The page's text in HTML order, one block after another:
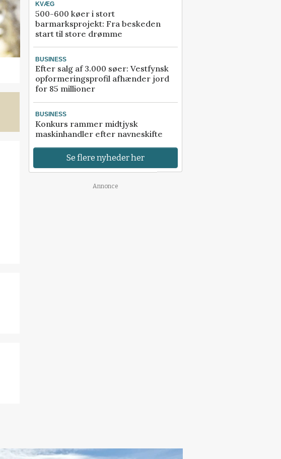
KVÆG
500-600 køer i stort
barmarksprojekt: Fra beskeden
start til store drømme
BUSINESS
Efter salg af 3.000 søer: Vestfynsk
opformeringsprofil afhænder jord
for 85 millioner
BUSINESS
Konkurs rammer midtjysk
maskinhandler efter navneskifte
Se flere nyheder her
Annonce